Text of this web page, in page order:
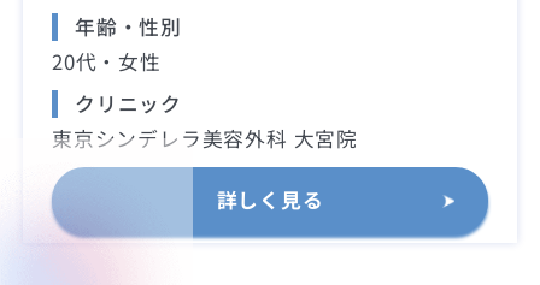
年齢・性別
20代・女性
クリニック
東京シンデレラ美容外科 大宮院
詳しく見る